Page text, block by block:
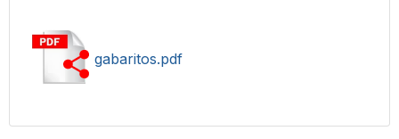
gabaritos.pdf